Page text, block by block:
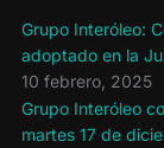
Grupo Interóleo:
adoptado en la
10 febrero, 2025
Grupo Interóleo
martes 17 de